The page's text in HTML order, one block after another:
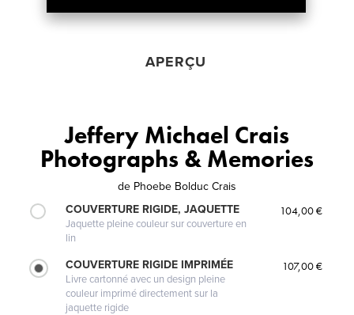
APERÇU
Jeffery Michael Crais
Photographs & Memories
de Phoebe Bolduc Crais
COUVERTURE RIGIDE, JAQUETTE
Jaquette pleine couleur sur couverture en
lin
104,00 €
COUVERTURE RIGIDE IMPRIMÉE
Livre cartonné avec un design pleine
couleur imprimé directement sur la
jaquette rigide
107,00 €